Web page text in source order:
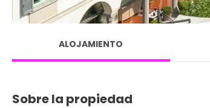
ALOJAMIENTO
Sobre la propiedad